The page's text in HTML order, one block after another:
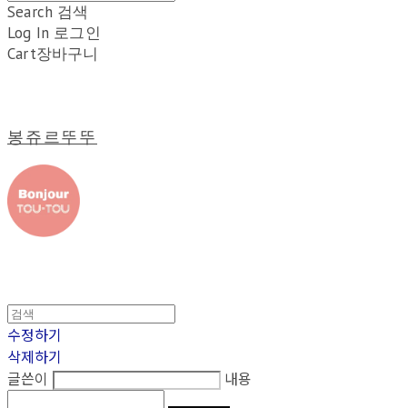
Search 검색
Log In 로그인
Cart장바구니
봉쥬르뚜뚜
수정하기
삭제하기
글쓴이
내용